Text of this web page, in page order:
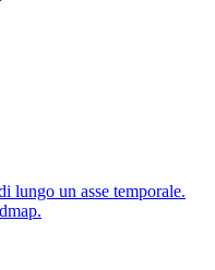
lungo un asse temporale.